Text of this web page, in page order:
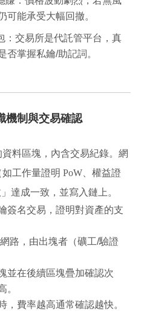
可能承受大幅回撤。
：交易所是代託管平台，真
否掌握私鑰/助記詞。
機制與交易確認
料區塊，內含交易紀錄。網
如工作量證明 PoW、權益證
達成一致，並寫入鏈上。
簽名交易，證明對資產的支
網路，由出塊者（礦工/驗證
並在後續區塊疊加確認次
。
，費率越高通常確認越快。